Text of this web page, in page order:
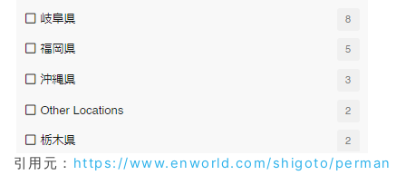
引用元： https://www.enworld.com/shigoto/perman